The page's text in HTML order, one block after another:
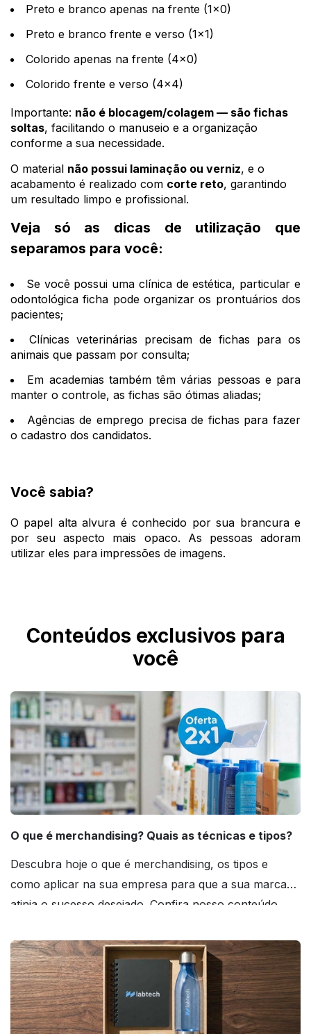
Preto e branco apenas na frente (1x0)
Preto e branco frente e verso (1x1)
Colorido apenas na frente (4x0)
Colorido frente e verso (4x4)
Importante: não é blocagem/colagem — são fichas
soltas, facilitando o manuseio e a organização
conforme a sua necessidade.
O material não possui laminação ou verniz, e o
acabamento é realizado com corte reto, garantindo
um resultado limpo e profissional.
Veja só as dicas de utilização que
separamos para você:
Se você possui uma clínica de estética, particular e
odontológica ficha pode organizar os prontuários dos
pacientes;
Clínicas veterinárias precisam de fichas para os
animais que passam por consulta;
Em academias também têm várias pessoas e para
manter o controle, as fichas são ótimas aliadas;
Agências de emprego precisa de fichas para fazer
o cadastro dos candidatos.
Você sabia?
O papel alta alvura é conhecido por sua brancura e
por seu aspecto mais opaco. As pessoas adoram
utilizar eles para impressões de imagens.
Conteúdos exclusivos para
você
O que é merchandising? Quais as técnicas e tipos?
Descubra hoje o que é merchandising, os tipos e
como aplicar na sua empresa para que a sua marca
atinja o sucesso desejado. Confira nosso conteúdo